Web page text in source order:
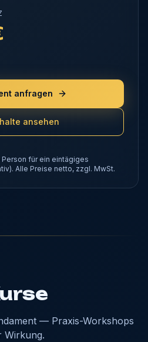
anfragen
ansehen
für ein eintägiges
Alle Preise netto, zzgl. MwSt.
— Praxis-Workshops
Wirkung.